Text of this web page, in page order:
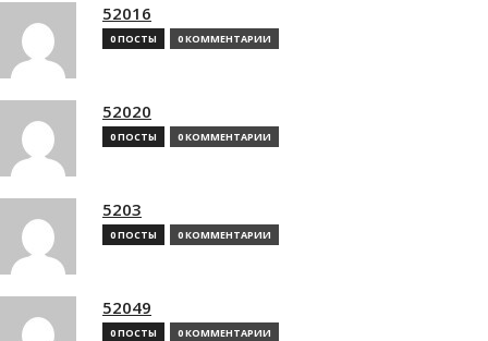
52016
0 ПОСТЫ 0 КОММЕНТАРИИ
52020
0 ПОСТЫ 0 КОММЕНТАРИИ
5203
0 ПОСТЫ 0 КОММЕНТАРИИ
52049
0 ПОСТЫ 0 КОММЕНТАРИИ